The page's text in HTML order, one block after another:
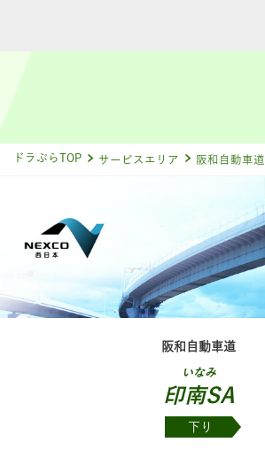
ドラぷらTOP サービスエリア 阪和自動車道
阪和自動車道
いなみ
印南SA
下り